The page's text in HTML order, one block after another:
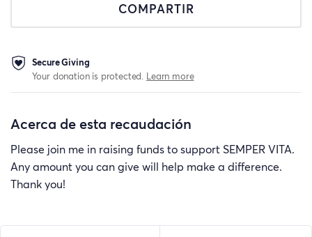
COMPARTIR
Secure Giving
Your donation is protected. Learn more
Acerca de esta recaudación
Please join me in raising funds to support SEMPER VITA.
Any amount you can give will help make a difference.
Thank you!